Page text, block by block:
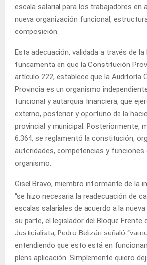
escala salarial para los trabajadores en
nueva organización funcional,
composición.
Esta adecuación, validada a través de la
fundamenta en que la Constitución
artículo 222, establece que la Auditoría
Provincia es un organismo
funcional y autarquía financiera, que
externo, posterior y oportuno de la
provincial y municipal. Posteriormente,
6.364, se reglamentó la constitución,
autoridades, competencias y funciones
organismo.
Gisel Bravo, miembro informante de la
“se hizo necesaria la readecuación de
escalas salariales de acuerdo a la
su parte, el legislador del Bloque Frente
Justicialista, Pedro Belizán señaló
entendiendo que esto está en
plena aplicación. Simplemente quiero